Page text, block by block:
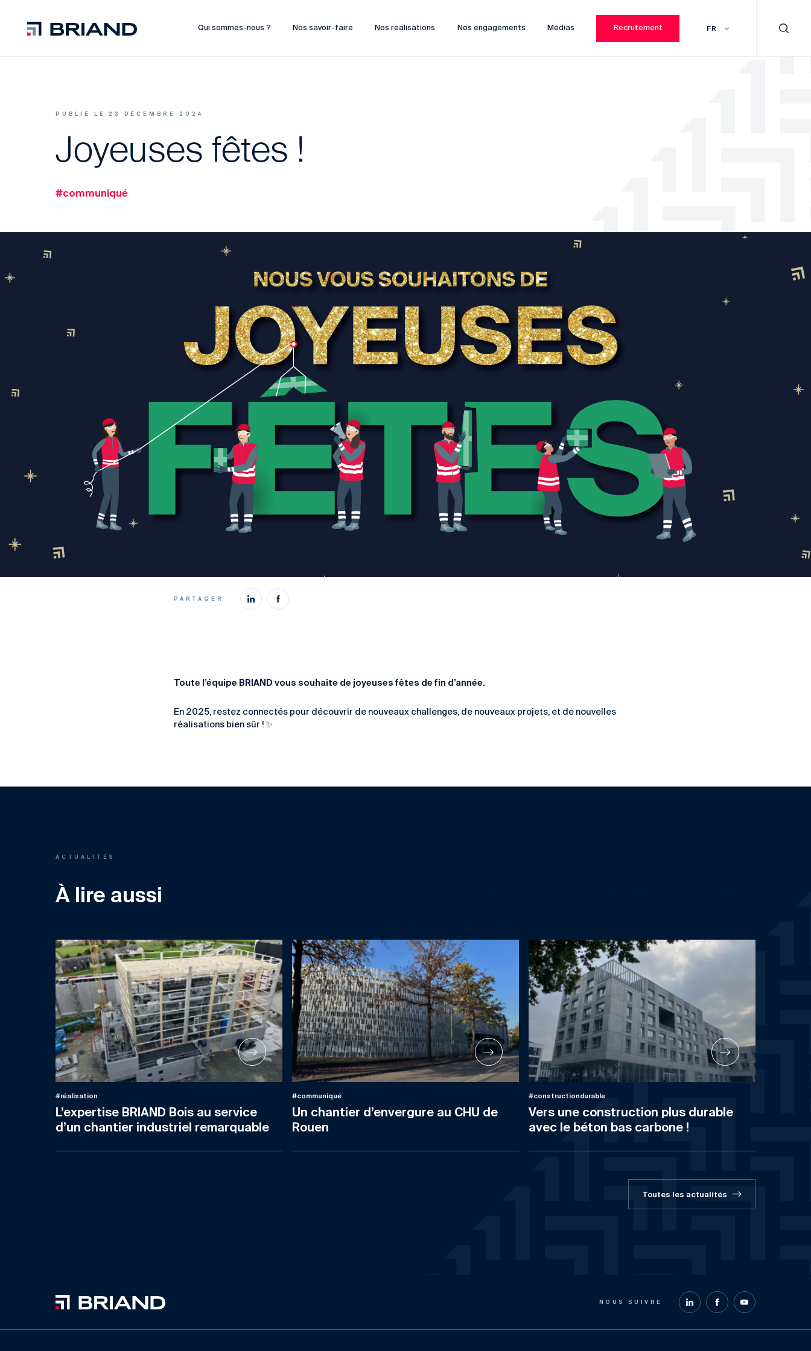
Qui sommes-nous ? Nos savoir-faire Nos réalisations Nos engagements Médias Recrutement FR
PUBLIÉ LE 23 DÉCEMBRE 2024
Joyeuses fêtes !
#communiqué
PARTAGER
Toute l’équipe BRIAND vous souhaite de joyeuses fêtes de fin d’année.
En 2025, restez connectés pour découvrir de nouveaux challenges, de nouveaux projets, et de nouvelles
réalisations bien sûr ! ✨
ACTUALITÉS
À lire aussi
#réalisation
L’expertise BRIAND Bois au service
d’un chantier industriel remarquable
#communiqué
Un chantier d’envergure au CHU de
Rouen
#constructiondurable
Vers une construction plus durable
avec le béton bas carbone !
Toutes les actualités
NOUS SUIVRE